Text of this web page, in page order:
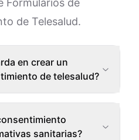
Formularios de
de Telesalud.
en crear un
de telesalud?
sanitarias?